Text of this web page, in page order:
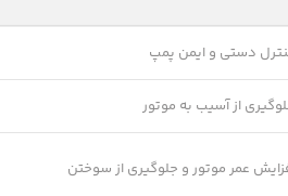
دستی و ایمن پمپ
از آسیب به موتور
عمر موتور و جلوگیری از سوختن